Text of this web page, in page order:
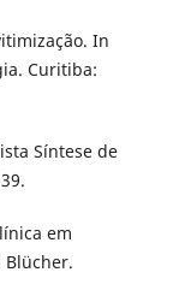
In
Curitiba:
Síntese de
em
Blücher.